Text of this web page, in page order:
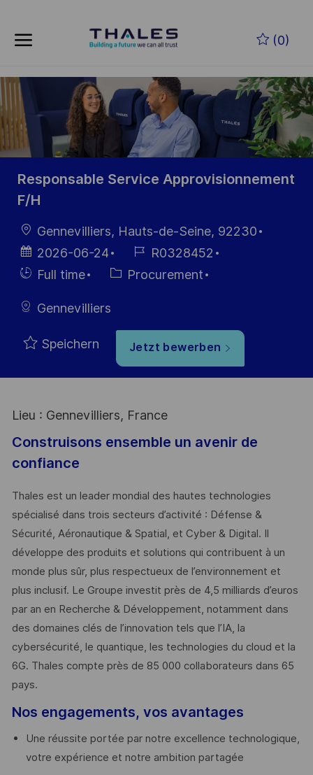
(0)
-
Responsable Service Approvisionnement
F/H
Ort
Gennevilliers, Hauts-de-Seine, 92230
Datum der
Veröffentlichung
2026-06-24
Job-
ID
R0328452
Einstellunngstyp
Full time Kategorie
Procurement
Gennevilliers
Speichern Jetzt bewerben
Lieu : Gennevilliers, France
Construisons ensemble un avenir de
confiance
Thales est un leader mondial des hautes technologies
spécialisé dans trois secteurs d’activité : Défense &
Sécurité, Aéronautique & Spatial, et Cyber & Digital. Il
développe des produits et solutions qui contribuent à un
monde plus sûr, plus respectueux de l’environnement et
plus inclusif. Le Groupe investit près de 4,5 milliards d’euros
par an en Recherche & Développement, notamment dans
des domaines clés de l’innovation tels que l’IA, la
cybersécurité, le quantique, les technologies du cloud et la
6G. Thales compte près de 85 000 collaborateurs dans 65
pays. ​
Nos engagements, vos avantages
Une réussite portée par notre excellence technologique,
votre expérience et notre ambition partagée